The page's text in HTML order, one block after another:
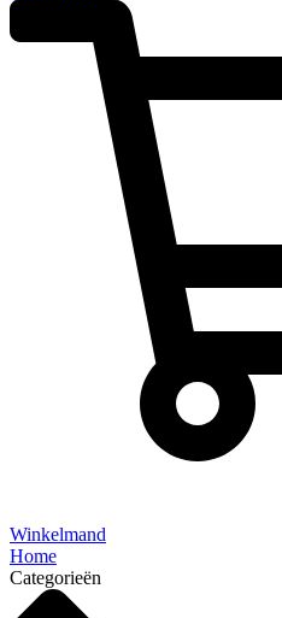
Winkelmand
Home
Categorieën